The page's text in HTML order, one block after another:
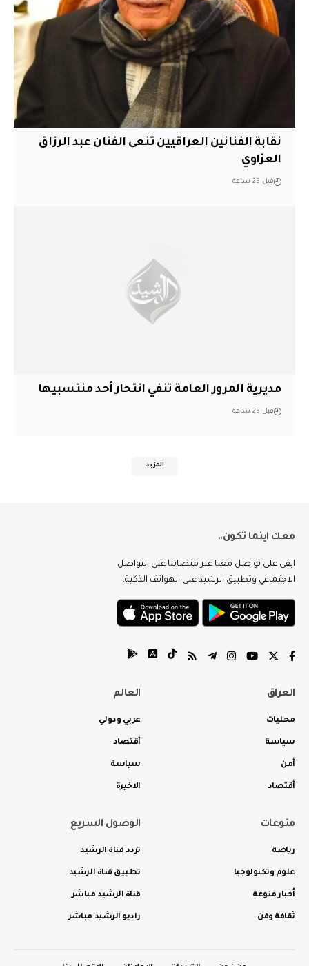
نقابة الفنانين العراقيين تنعى الفنان عبد الرزاق
العزاوي
قبل 23 ساعة
مديرية المرور العامة تنفي انتحار أحد منتسبيها
قبل 23 ساعة
المزيد
معك اينما تكون..
ابقى على تواصل معنا عبر منصاتنا على التواصل
الاجتماعي وتطبيق الرشيد على الهواتف الذكية.
العراق
محليات
سياسة
أمن
أقتصاد
العالم
عربي ودولي
أقتصاد
سياسة
الاخيرة
منوعات
رياضة
علوم وتكنولوجيا
أخبار منوعة
ثقافة وفن
الوصول السريع
تردد قناة الرشيد
تطبيق قناة الرشيد
قناة الرشيد مباشر
راديو الرشيد مباشر